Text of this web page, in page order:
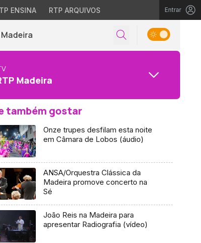
ENSINA RTP ARQUIVOS Entrar
Madeira
Madeira
também gostar
Onze trupes desfilam esta noite
em Câmara de Lobos (áudio)
ANSA/Orquestra Clássica da
Madeira promove concerto na
Sé
João Reis na Madeira para
apresentar Radiografia (vídeo)